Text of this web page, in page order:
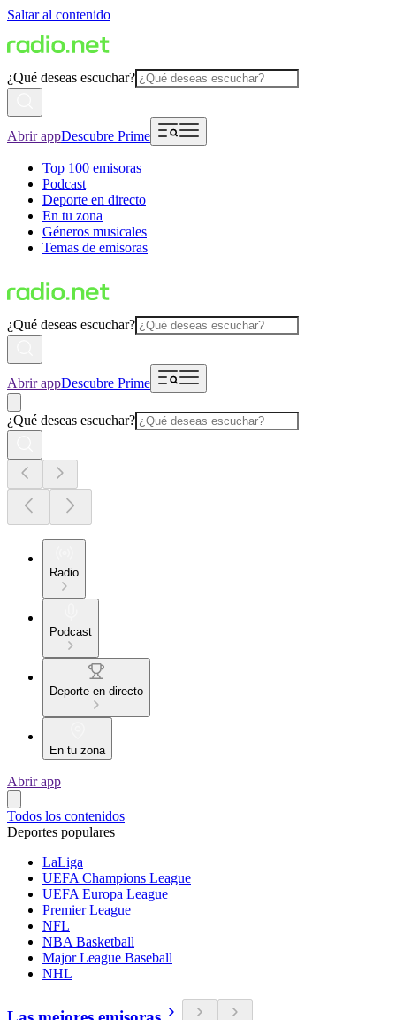
Saltar al contenido
¿Qué deseas escuchar?
Abrir appDescubre Prime
Top 100 emisoras
Podcast
Deporte en directo
En tu zona
Géneros musicales
Temas de emisoras
¿Qué deseas escuchar?
Abrir appDescubre Prime
¿Qué deseas escuchar?
Radio
Podcast
Deporte en directo
En tu zona
Abrir app
Todos los contenidos
Deportes populares
LaLiga
UEFA Champions League
UEFA Europa League
Premier League
NFL
NBA Basketball
Major League Baseball
NHL